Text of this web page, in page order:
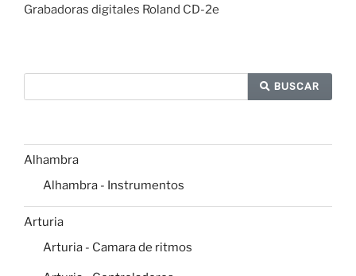
Grabadoras digitales Roland CD-2e
BUSCAR
Alhambra
Alhambra - Instrumentos
Arturia
Arturia - Camara de ritmos